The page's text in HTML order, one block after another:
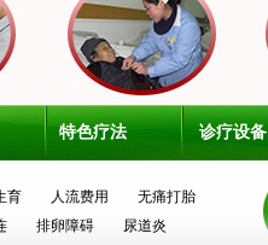
特色疗法 诊疗设备
育 人流费用
无痛打胎
排卵障碍 尿道炎